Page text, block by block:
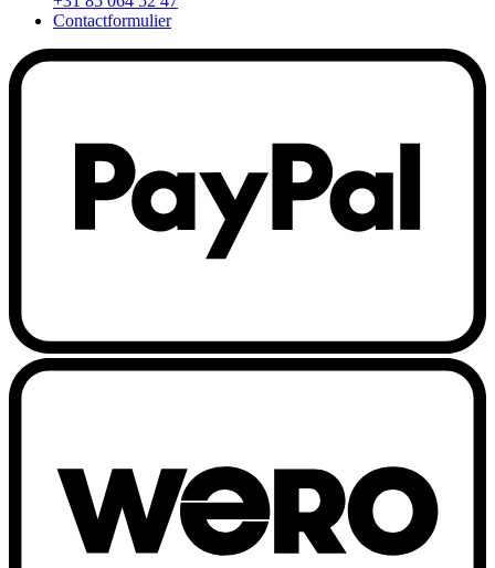
Contactformulier